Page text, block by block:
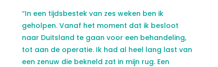
“In een tijdsbestek van zes weken ben ik
geholpen. Vanaf het moment dat ik besloot
naar Duitsland te gaan voor een behandeling,
tot aan de operatie. Ik had al heel lang last van
een zenuw die bekneld zat in mijn rug. Een